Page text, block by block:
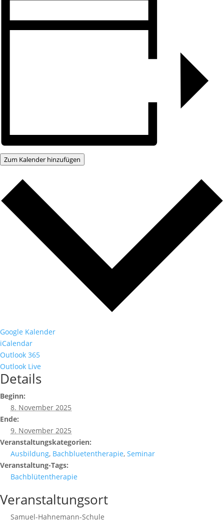
Zum Kalender hinzufügen
Google Kalender
iCalendar
Outlook 365
Outlook Live
Details
Beginn:
8. November 2025
Ende:
9. November 2025
Veranstaltungskategorien:
Ausbildung, Bachbluetentherapie, Seminar
Veranstaltung-Tags:
Bachblütentherapie
Veranstaltungsort
Samuel-Hahnemann-Schule